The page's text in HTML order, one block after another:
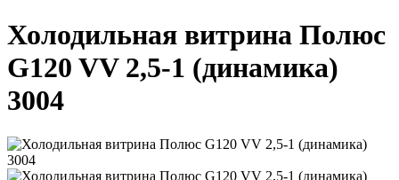
Холодильная витрина Полюс
G120 VV 2,5-1 (динамика)
3004